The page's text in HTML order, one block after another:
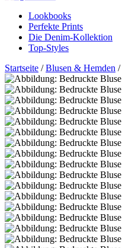
Lookbooks
Perfekte Prints
Die Denim-Kollektion
Top-Styles
Startseite /Blusen & Hemden /